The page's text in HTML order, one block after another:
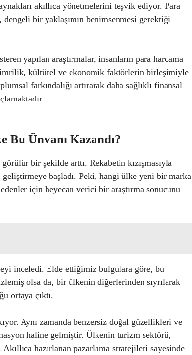
akıllıca yönetmelerini teşvik ediyor. Para
bir yaklaşımın benimsenmesi gerektiği
yapılan araştırmalar, insanların para harcama
kültürel ve ekonomik faktörlerin birleşimiyle
farkındalığı artırarak daha sağlıklı finansal
Ünvanı Kazandı?
bir şekilde arttı. Rekabetin kızışmasıyla
başladı. Peki, hangi ülke yeni bir marka
için heyecan verici bir araştırma sonucunu
inceledi. Elde ettiğimiz bulgulara göre, bu
olsa da, bir ülkenin diğerlerinden sıyrılarak
ortaya çıktı.
Aynı zamanda benzersiz doğal güzellikleri ve
haline gelmiştir. Ülkenin turizm sektörü,
hazırlanan pazarlama stratejileri sayesinde